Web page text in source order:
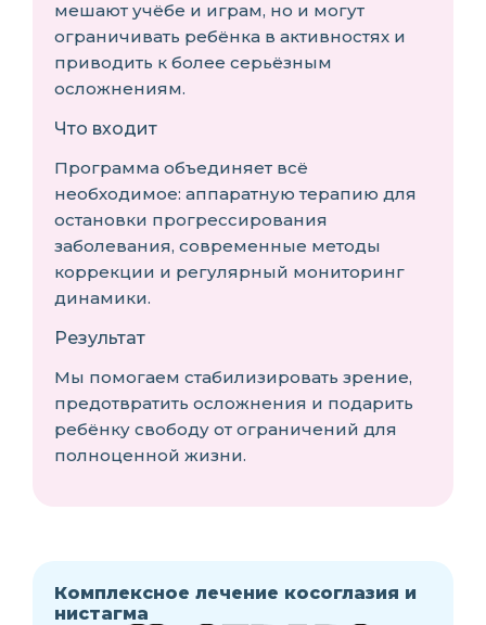
мешают учёбе и играм, но и могут
ограничивать ребёнка в активностях и
приводить к более серьёзным
осложнениям.
Что входит
Программа объединяет всё
необходимое: аппаратную терапию для
остановки прогрессирования
заболевания, современные методы
коррекции и регулярный мониторинг
динамики.
Результат
Мы помогаем стабилизировать зрение,
предотвратить осложнения и подарить
ребёнку свободу от ограничений для
полноценной жизни.
Комплексное лечение косоглазия и
нистагма